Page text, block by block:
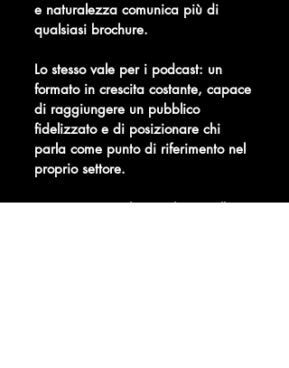
e naturalezza comunica più di
qualsiasi brochure.
Lo stesso vale per i podcast: un
formato in crescita costante, capace
di raggiungere un pubblico
fidelizzato e di posizionare chi
parla come punto di riferimento nel
proprio settore.
Possiamo accogliere i clienti nella